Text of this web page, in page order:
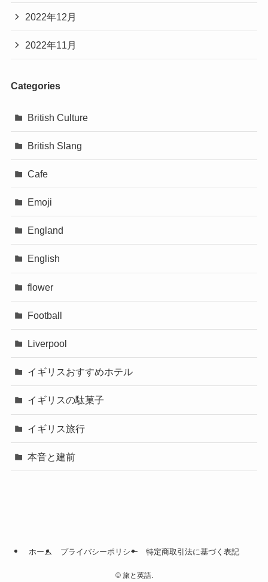
2022年12月
2022年11月
Categories
British Culture
British Slang
Cafe
Emoji
England
English
flower
Football
Liverpool
イギリスおすすめホテル
イギリスの駄菓子
イギリス旅行
本音と建前
ホーム プライバシーポリシー 特定商取引法に基づく表記
©旅と英語.